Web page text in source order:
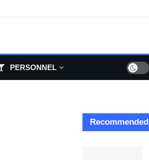
PERSONNEL
Recommended